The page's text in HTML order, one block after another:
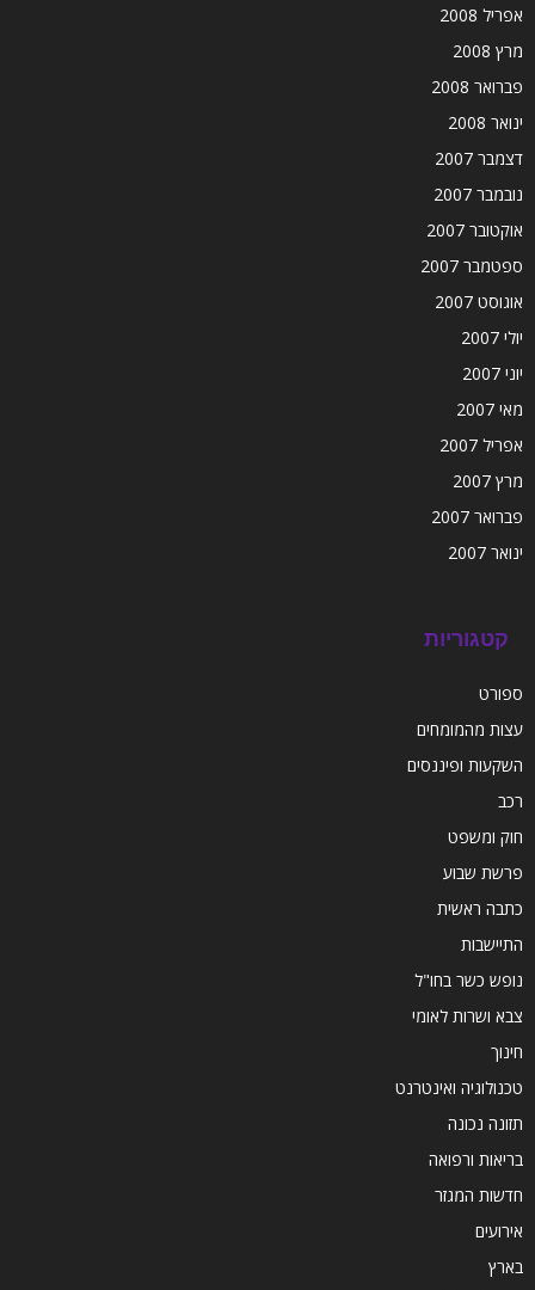
אפריל 2008
מרץ 2008
פברואר 2008
ינואר 2008
דצמבר 2007
נובמבר 2007
אוקטובר 2007
ספטמבר 2007
אוגוסט 2007
יולי 2007
יוני 2007
מאי 2007
אפריל 2007
מרץ 2007
פברואר 2007
ינואר 2007
קטגוריות
ספורט
עצות מהמומחים
השקעות ופיננסים
רכב
חוק ומשפט
פרשת שבוע
כתבה ראשית
התיישבות
נופש כשר בחו"ל
צבא ושרות לאומי
חינוך
טכנולוגיה ואינטרנט
תזונה נכונה
בריאות ורפואה
חדשות המגזר
אירועים
בארץ